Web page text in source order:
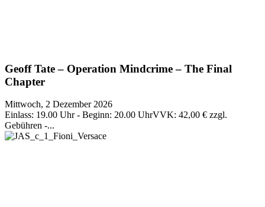
Geoff Tate – Operation Mindcrime – The Final
Chapter
Mittwoch, 2 Dezember 2026
Einlass: 19.00 Uhr - Beginn: 20.00 UhrVVK: 42,00 € zzgl.
Gebühren -...